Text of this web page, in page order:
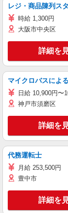
レジ・商品陳列ス
時給 1,300円
大阪市中央区
詳細を
マイクロバスによ
日給 10,900円〜
神戸市須磨区
詳細を
代務運転士
月給 253,500円
豊中市
詳細を